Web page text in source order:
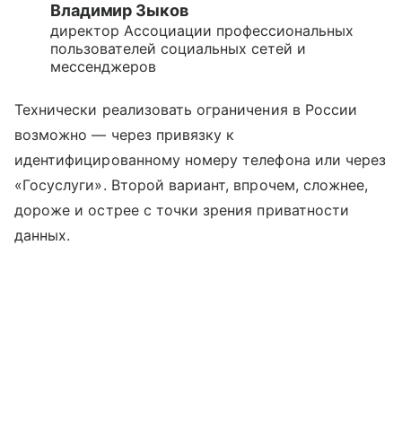
Владимир Зыков
директор Ассоциации профессиональных
пользователей социальных сетей и
мессенджеров
Технически реализовать ограничения в России
возможно — через привязку к
идентифицированному номеру телефона или через
«Госуслуги». Второй вариант, впрочем, сложнее,
дороже и острее с точки зрения приватности
данных.